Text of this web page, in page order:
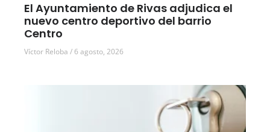
El Ayuntamiento de Rivas adjudica el
nuevo centro deportivo del barrio
Centro
Víctor Reloba 6 agosto, 2026